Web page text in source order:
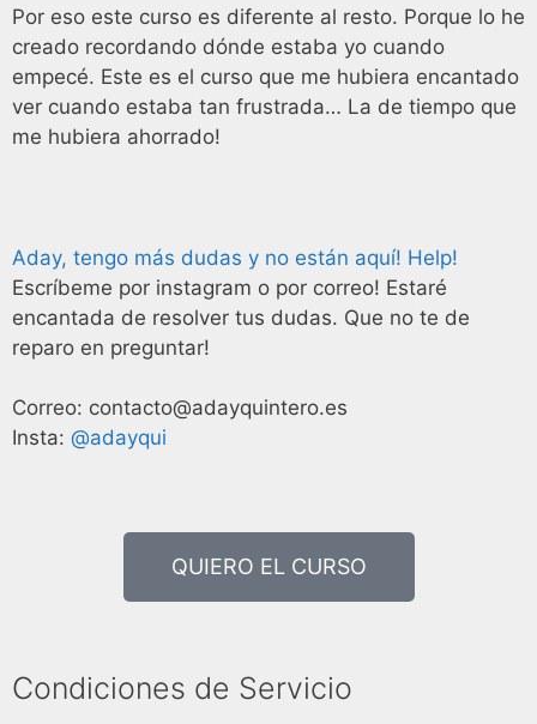
Por eso este curso es diferente al resto. Porque lo he
creado recordando dónde estaba yo cuando
empecé. Este es el curso que me hubiera encantado
ver cuando estaba tan frustrada… La de tiempo que
me hubiera ahorrado!
Aday, tengo más dudas y no están aquí! Help!
Escríbeme por instagram o por correo! Estaré
encantada de resolver tus dudas. Que no te de
reparo en preguntar!
Correo: contacto@adayquintero.es
Insta: @adayqui
QUIERO EL CURSO
Condiciones de Servicio